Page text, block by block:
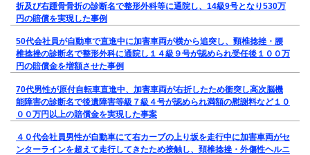
折及び右踵骨骨折の診断名で整形外科等に通院し、14級9号となり530万
円の賠償を実現した事例
50代会社員が自動車で直進中に加害車両が横から追突し、頸椎捻挫・腰
椎捻挫の診断名で整形外科に通院し１４級９号が認められ受任後１００万
円の賠償金を増額させた事例
70代男性が原付自転車直進中、加害車両が右折したため衝突し高次脳機
能障害の診断名で後遺障害等級７級４号が認められ満額の慰謝料など１０
００万円以上の賠償金を実現した事案
４０代会社員男性が自動車にて右カーブの上り坂を走行中に加害車両がセ
ンターラインを超えて走行してきたため接触し、頚椎捻挫・外傷性ヘルニ